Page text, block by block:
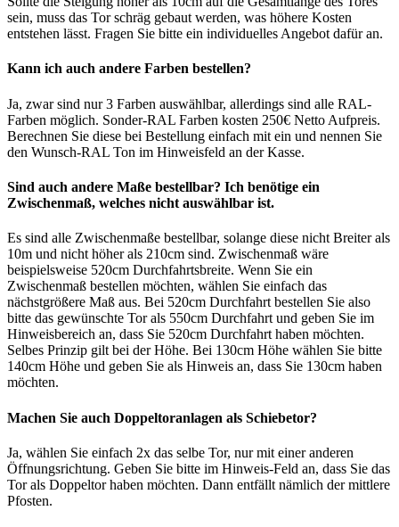
sein, muss das Tor schräg gebaut werden, was höhere Kosten
entstehen lässt. Fragen Sie bitte ein individuelles Angebot dafür an.
Kann ich auch andere Farben bestellen?
Ja, zwar sind nur 3 Farben auswählbar, allerdings sind alle RAL-
Farben möglich. Sonder-RAL Farben kosten 250€ Netto Aufpreis.
Berechnen Sie diese bei Bestellung einfach mit ein und nennen Sie
den Wunsch-RAL Ton im Hinweisfeld an der Kasse.
Sind auch andere Maße bestellbar? Ich benötige ein
Zwischenmaß, welches nicht auswählbar ist.
Es sind alle Zwischenmaße bestellbar, solange diese nicht Breiter als
10m und nicht höher als 210cm sind. Zwischenmaß wäre
beispielsweise 520cm Durchfahrtsbreite. Wenn Sie ein
Zwischenmaß bestellen möchten, wählen Sie einfach das
nächstgrößere Maß aus. Bei 520cm Durchfahrt bestellen Sie also
bitte das gewünschte Tor als 550cm Durchfahrt und geben Sie im
Hinweisbereich an, dass Sie 520cm Durchfahrt haben möchten.
Selbes Prinzip gilt bei der Höhe. Bei 130cm Höhe wählen Sie bitte
140cm Höhe und geben Sie als Hinweis an, dass Sie 130cm haben
möchten.
Machen Sie auch Doppeltoranlagen als Schiebetor?
Ja, wählen Sie einfach 2x das selbe Tor, nur mit einer anderen
Öffnungsrichtung. Geben Sie bitte im Hinweis-Feld an, dass Sie das
Tor als Doppeltor haben möchten. Dann entfällt nämlich der mittlere
Pfosten.